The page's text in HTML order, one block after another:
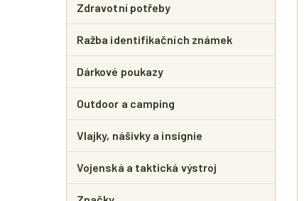
Zdravotní potřeby
Ražba identifikačních známek
Dárkové poukazy
Outdoor a camping
Vlajky, nášivky a insignie
Vojenská a taktická výstroj